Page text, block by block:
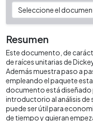
Resumen
Este documento, de
de raíces unitarias de
Además muestra paso a
empleando el paquete
documento está diseñado
introductorio al análisis de
puede ser útil para
de tiempo y quieran